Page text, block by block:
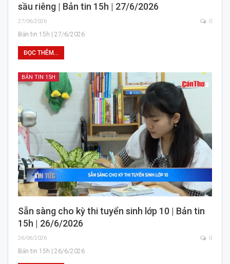
sầu riêng | Bản tin 15h | 27/6/2026
27/06/2026 0
Bản tin 15h | 27/6/2026
ĐỌC THÊM...
BẢN TIN 15H
Sẵn sàng cho kỳ thi tuyển sinh lớp 10 | Bản tin
15h | 26/6/2026
26/06/2026 0
Bản tin 15h | 26/6/2026